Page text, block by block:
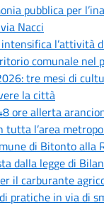
pubblica per
Nacci
l’attività
comunale nel
tre mesi di
la città
ore allerta
tutta l’area
di Bitonto alla
dalla legge di
il carburante
pratiche in via di